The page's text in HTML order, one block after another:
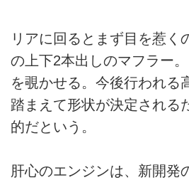
リアに回るとまず目を惹く
の上下2本出しのマフラー
を覗かせる。今後行われる
踏まえて形状が決定される
的だという。
肝心のエンジンは、新開発